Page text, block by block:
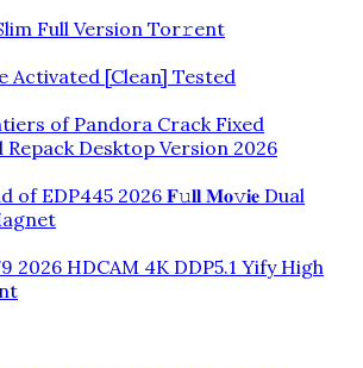
Full Version Tor𝚛ent
Activated [Clean] Tested
of Pandora Crack Fixed
Repack Desktop Version 2026
of EDP445 2026 𝐅𝚞𝐥𝐥 𝐌𝐨𝚟𝐢𝐞 Dual
2026 HDCAM 4K DDP5.1 Yify High